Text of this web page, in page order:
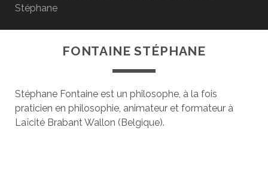
Stéphane
FONTAINE STÉPHANE
Stéphane Fontaine est un philosophe, à la fois
praticien en philosophie, animateur et formateur à
Laïcité Brabant Wallon (Belgique).